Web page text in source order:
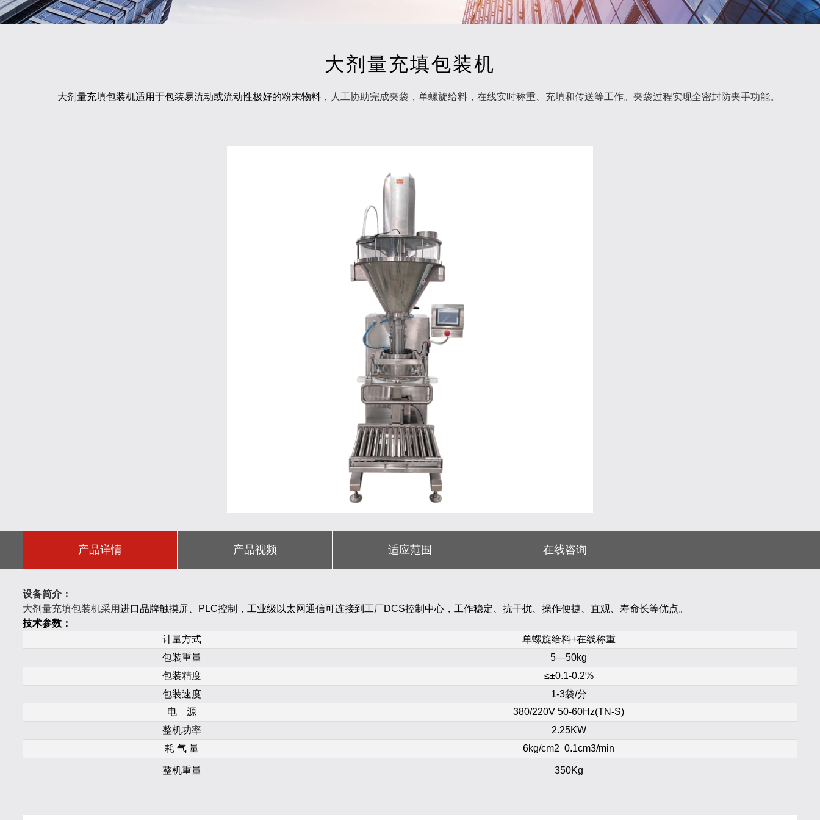
大剂量充填包装机
大剂量充填包装机适用于包装易流动或流动性极好的粉末物料， 人工协助完成夹袋，单螺旋给料，在线实时称重、充填和传送等工作。夹袋过程实现全密封防夹手功能。
产品详情 产品视频 适应范围 在线咨询
设备简介：
大剂量充填包装机采用进口品牌触摸屏、PLC控制，工业级以太网通信可连接到工厂DCS控制中心，工作稳定、抗干扰、操作便捷、直观、寿命长等优点。
技术参数：
计量方式
单螺旋给料+在线称重
包装重量
5—50kg
包装精度
≤±0.1-0.2%
包装速度
1-3袋/分
电 源
380/220V 50-60Hz(TN-S)
整机功率
2.25KW
耗 气 量
6kg/cm2 0.1cm3/min
整机重量 350Kg